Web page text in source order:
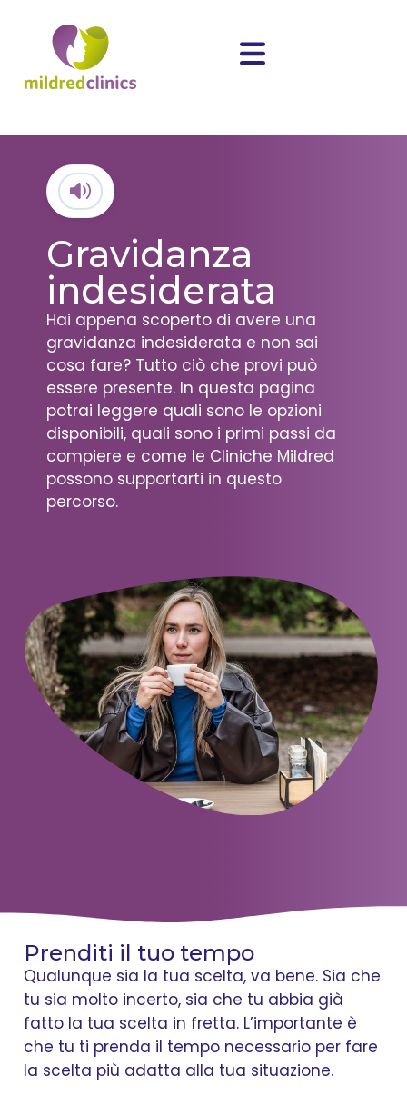
Gravidanza
indesiderata
Hai appena scoperto di avere una
gravidanza indesiderata e non sai
cosa fare? Tutto ciò che provi può
essere presente. In questa pagina
potrai leggere quali sono le opzioni
disponibili, quali sono i primi passi da
compiere e come le Cliniche Mildred
possono supportarti in questo
percorso.
Prenditi il tuo tempo
Qualunque sia la tua scelta, va bene. Sia che
tu sia molto incerto, sia che tu abbia già
fatto la tua scelta in fretta. L’importante è
che tu ti prenda il tempo necessario per fare
la scelta più adatta alla tua situazione.